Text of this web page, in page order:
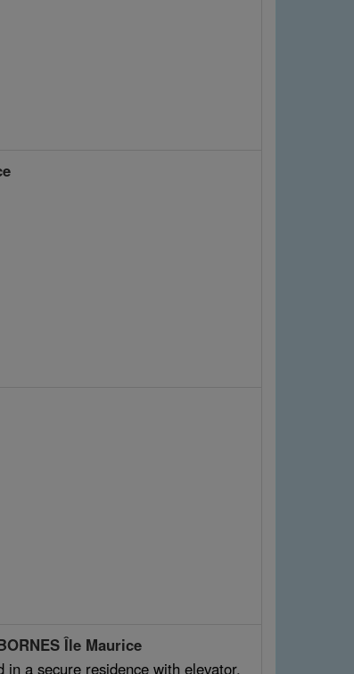
Île Maurice
a secure residence with elevator,